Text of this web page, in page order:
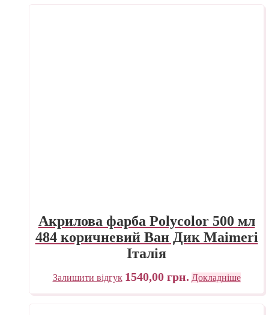
Акрилова фарба Polycolor 500 мл
484 коричневий Ван Дик Maimeri
Італія
Залишити відгук 1540,00 грн. Докладніше